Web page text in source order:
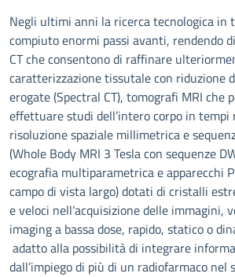
Negli ultimi anni la ricerca tecnologica in
compiuto enormi passi avanti, rendendo
CT che consentono di raffinare
caratterizzazione tissutale con riduzione
erogate (Spectral CT), tomografi MRI che
effettuare studi dell’intero corpo in
risoluzione spaziale millimetrica e
(Whole Body MRI 3 Tesla con sequenze
ecografia multiparametrica e apparecchi
campo di vista largo) dotati di cristalli
e veloci nell’acquisizione delle immagini,
imaging a bassa dose, rapido, statico o
adatto alla possibilità di integrare
dall’impiego di più di un radiofarmaco nel